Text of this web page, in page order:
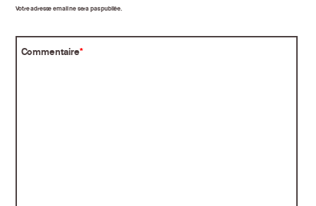
Votre adresse email ne sera pas publiée.
Commentaire*